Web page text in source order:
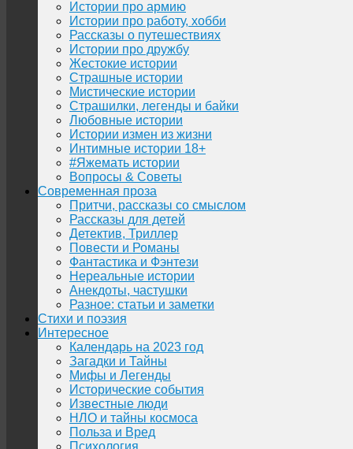
Истории про армию
Истории про работу, хобби
Рассказы о путешествиях
Истории про дружбу
Жестокие истории
Страшные истории
Мистические истории
Страшилки, легенды и байки
Любовные истории
Истории измен из жизни
Интимные истории 18+
#Яжемать истории
Вопросы & Советы
Современная проза
Притчи, рассказы со смыслом
Рассказы для детей
Детектив, Триллер
Повести и Романы
Фантастика и Фэнтези
Нереальные истории
Анекдоты, частушки
Разное: статьи и заметки
Стихи и поэзия
Интересное
Календарь на 2023 год
Загадки и Тайны
Мифы и Легенды
Исторические события
Известные люди
НЛО и тайны космоса
Польза и Вред
Психология